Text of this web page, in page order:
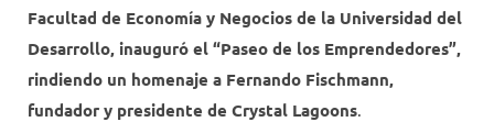
Facultad de Economía y Negocios de la Universidad del
Desarrollo, inauguró el “Paseo de los Emprendedores”,
rindiendo un homenaje a Fernando Fischmann,
fundador y presidente de Crystal Lagoons.